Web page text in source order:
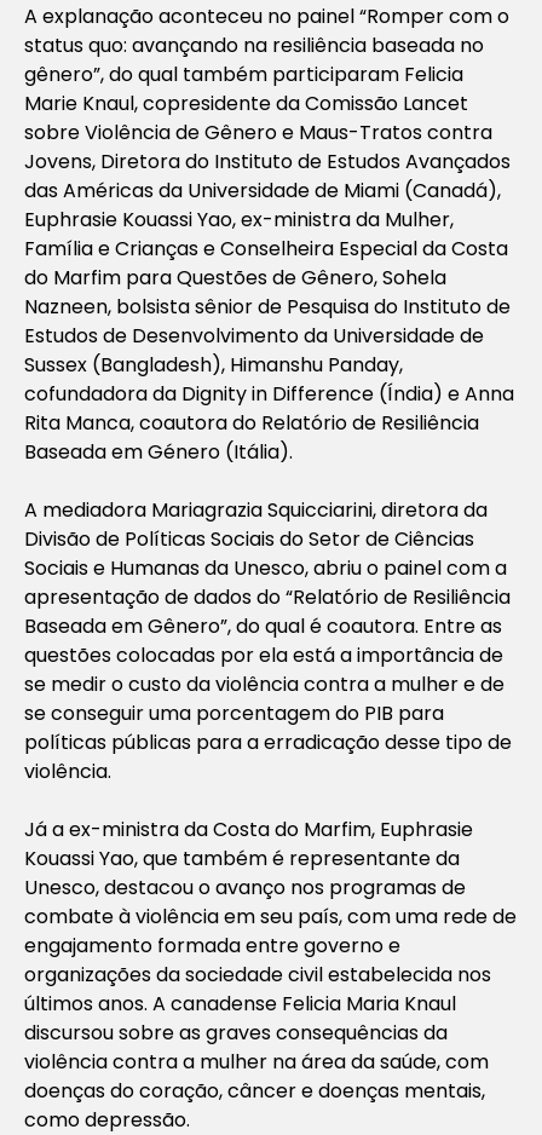
A explanação aconteceu no painel “Romper com o
status quo: avançando na resiliência baseada no
gênero”, do qual também participaram Felicia
Marie Knaul, copresidente da Comissão Lancet
sobre Violência de Gênero e Maus-Tratos contra
Jovens, Diretora do Instituto de Estudos Avançados
das Américas da Universidade de Miami (Canadá),
Euphrasie Kouassi Yao, ex-ministra da Mulher,
Família e Crianças e Conselheira Especial da Costa
do Marfim para Questões de Gênero, Sohela
Nazneen, bolsista sênior de Pesquisa do Instituto de
Estudos de Desenvolvimento da Universidade de
Sussex (Bangladesh), Himanshu Panday,
cofundadora da Dignity in Difference (Índia) e Anna
Rita Manca, coautora do Relatório de Resiliência
Baseada em Género (Itália).
A mediadora Mariagrazia Squicciarini, diretora da
Divisão de Políticas Sociais do Setor de Ciências
Sociais e Humanas da Unesco, abriu o painel com a
apresentação de dados do “Relatório de Resiliência
Baseada em Gênero”, do qual é coautora. Entre as
questões colocadas por ela está a importância de
se medir o custo da violência contra a mulher e de
se conseguir uma porcentagem do PIB para
políticas públicas para a erradicação desse tipo de
violência.
Já a ex-ministra da Costa do Marfim, Euphrasie
Kouassi Yao, que também é representante da
Unesco, destacou o avanço nos programas de
combate à violência em seu país, com uma rede de
engajamento formada entre governo e
organizações da sociedade civil estabelecida nos
últimos anos. A canadense Felicia Maria Knaul
discursou sobre as graves consequências da
violência contra a mulher na área da saúde, com
doenças do coração, câncer e doenças mentais,
como depressão.